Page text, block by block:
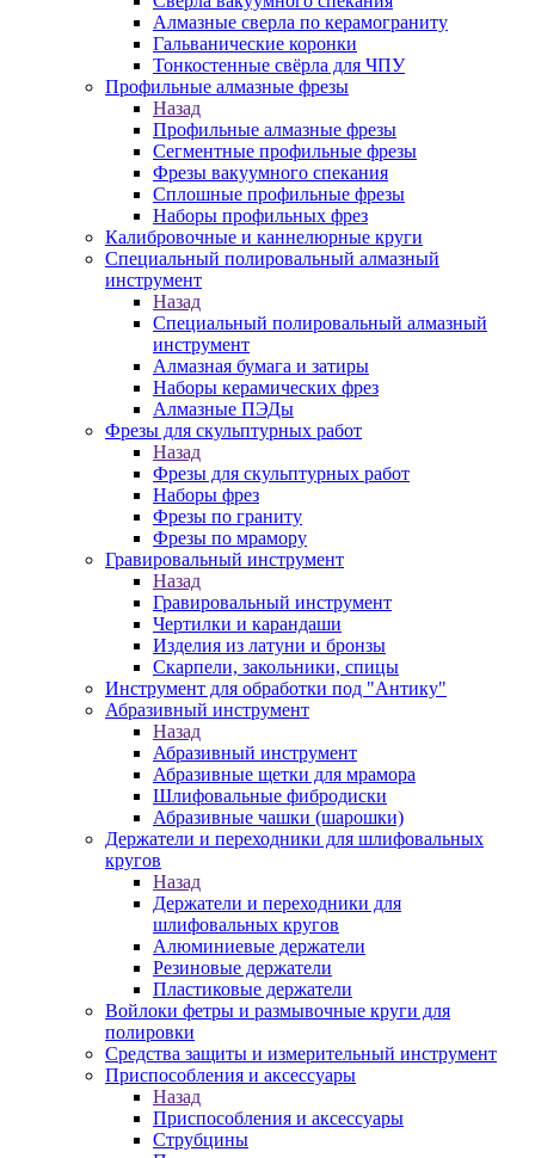
Алмазные сверла по керамограниту
Гальванические коронки
Тонкостенные свёрла для ЧПУ
Профильные алмазные фрезы
Назад
Профильные алмазные фрезы
Сегментные профильные фрезы
Фрезы вакуумного спекания
Сплошные профильные фрезы
Наборы профильных фрез
Калибровочные и каннелюрные круги
Специальный полировальный алмазный
инструмент
Назад
Специальный полировальный алмазный
инструмент
Алмазная бумага и затиры
Наборы керамических фрез
Алмазные ПЭДы
Фрезы для скульптурных работ
Назад
Фрезы для скульптурных работ
Наборы фрез
Фрезы по граниту
Фрезы по мрамору
Гравировальный инструмент
Назад
Гравировальный инструмент
Чертилки и карандаши
Изделия из латуни и бронзы
Скарпели, закольники, спицы
Инструмент для обработки под "Антику"
Абразивный инструмент
Назад
Абразивный инструмент
Абразивные щетки для мрамора
Шлифовальные фибродиски
Абразивные чашки (шарошки)
Держатели и переходники для шлифовальных
кругов
Назад
Держатели и переходники для
шлифовальных кругов
Алюминиевые держатели
Резиновые держатели
Пластиковые держатели
Войлоки фетры и размывочные круги для
полировки
Средства защиты и измерительный инструмент
Приспособления и аксессуары
Назад
Приспособления и аксессуары
Струбцины